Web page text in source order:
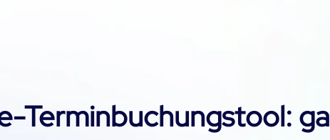
Terminbuchungstool:
& zeitsparend:Weniger Leerlauf durch